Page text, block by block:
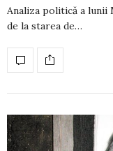
Analiza politică a lunii
de la starea de…